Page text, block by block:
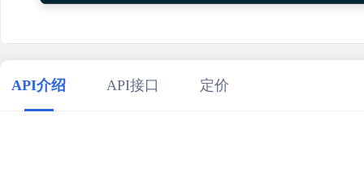
30
32
console.error('请求失败:', error);
// 使用示例
calculatorMortgageCalculatorWithTaxesAndInsurance
API介绍 API接口 定价